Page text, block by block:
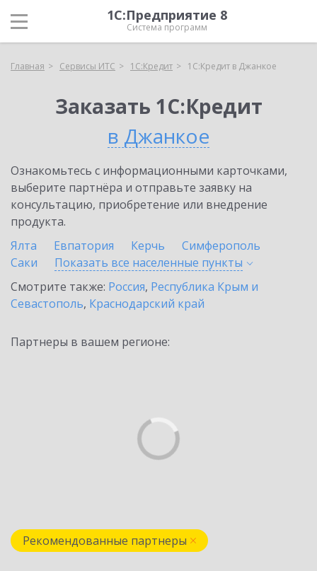
1С:Предприятие 8
Система программ
Главная Сервисы ИТС 1С:Кредит 1С:Кредит в Джанкое
Заказать 1С:Кредит
в Джанкое
Ознакомьтесь с информационными карточками,
выберите партнёра и отправьте заявку на
консультацию, приобретение или внедрение
продукта.
Ялта
Евпатория Керчь
Симферополь
Саки
Показать все населенные пункты
Смотрите также: Россия, Республика Крым и
Севастополь, Краснодарский край
Партнеры в вашем регионе:
Рекомендованные партнеры